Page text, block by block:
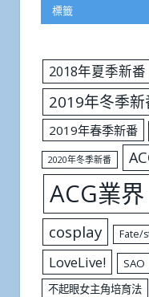
標籤
2018年夏季新番
2019年冬季新
2019年春季新番
2020年冬季新番
ACG業界
cosplay Fate/
LoveLive! SAO
不起眼女主角培育法